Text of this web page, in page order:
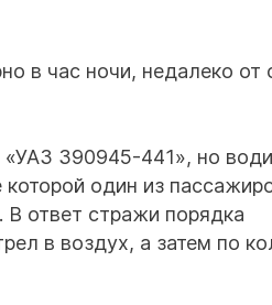
в час ночи, недалеко от
390945-441», но
один из
В ответ стражи порядка
в воздух, а затем по